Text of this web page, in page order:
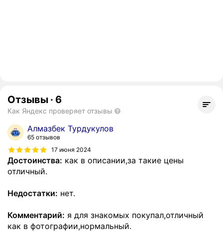
Отзывы · 6
Как Яндекс проверяет отзывы
Алмазбек Турдукулов
65 отзывов
17 июня 2024
Достоинства: как в описании,за такие цены
отличный.
Недостатки: нет.
Комментарий: я для знакомых покупал,отличный
как в фотографии,нормальный.